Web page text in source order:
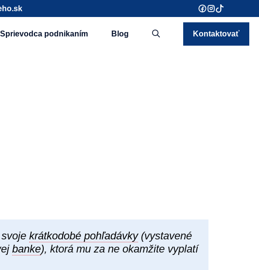
Sprievodca podnikaním Blog Kontaktovať
krátkodobé pohľadávky(vystavené
banke), ktorá mu za ne okamžite vyplatí